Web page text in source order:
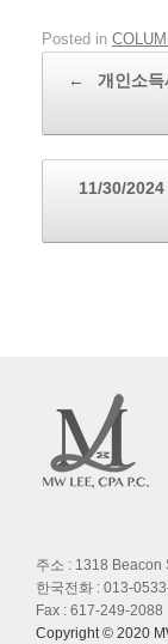
Posted in
←
개인소
11/30/
주소 : 1318 Beacon
한국전화 : 013-
Fax : 617-249-
Copyright © 2020